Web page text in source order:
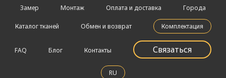
Замер Монтаж Оплата и доставка Города
Каталог тканей Обмен и возврат Комплектация
FAQ Блог Контакты Связаться
RU